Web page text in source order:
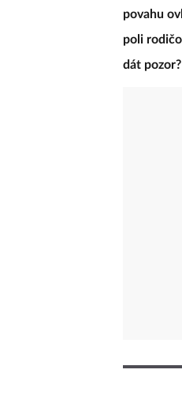
povahu
poli
dát pozor?